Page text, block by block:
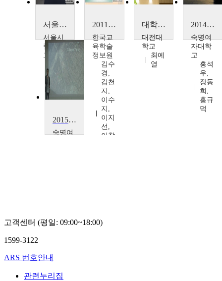
서울시립대학교 우수강의
서울시
립대학
교
서울
시립
대학
교
교수
2011년도 대학교육경쟁력강화를 위한 교육개발세미나
한국교
육학술
정보원
김수
경,
김천
지,
이수
지,
이지
선,
이창
대학교양 한문
대전대
학교
최예
열
2014-1 숙명여자대학교 특강
숙명여
자대학
교
홍석
우,
장동
희,
홍규
덕
2015-2 숙명여자대학교 특강
숙명여
고객센터 (평일: 09:00~18:00)
1599-3122
ARS 번호안내
관련누리집